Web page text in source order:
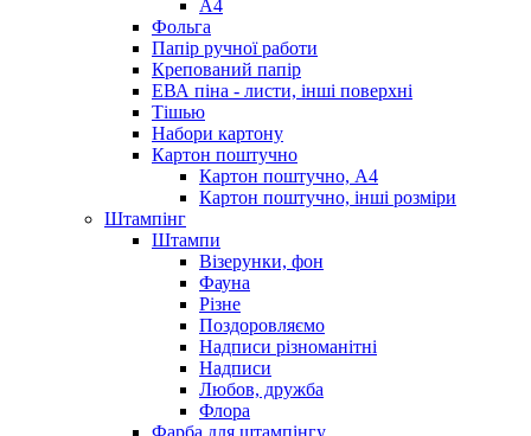
А4
Фольга
Папір ручної работи
Крепований папір
ЕВА піна - листи, інші поверхні
Тішью
Набори картону
Картон поштучно
Картон поштучно, А4
Картон поштучно, інші розміри
Штампінг
Штампи
Візерунки, фон
Фауна
Різне
Поздоровляємо
Надписи різноманітні
Надписи
Любов, дружба
Флора
Фарба для штампінгу